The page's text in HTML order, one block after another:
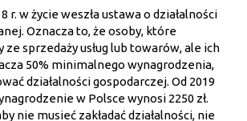
r. w życie weszła ustawa o działalności
Oznacza to, że osoby, które
ze sprzedaży usług lub towarów, ale ich
50% minimalnego wynagrodzenia,
działalności gospodarczej. Od 2019
w Polsce wynosi 2250 zł.
nie musieć zakładać działalności, nie